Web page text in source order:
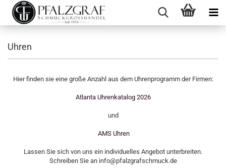
Uhren
Hier finden sie eine große Anzahl aus dem Uhrenprogramm der Firmen:
Atlanta Uhrenkatalog 2026
und
AMS Uhren
Lassen Sie sich von uns ein individuelles Angebot unterbreiten.
Schreiben Sie an info@pfalzgrafschmuck.de